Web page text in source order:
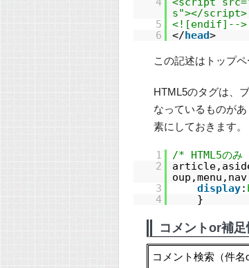
s"></script>
5
<![endif]-->
6
</head>
この記述はトップ
HTML5のタグは、
なっているものが
素にしておきます。
1
/* HTML5の
2
3
display:
4
}
コメントor補足
コメント検索 （件